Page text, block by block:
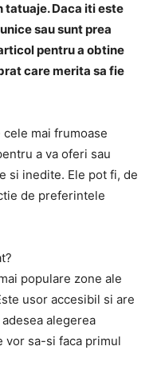
tatuaje. Daca iti este
sau sunt prea
pentru a obtine
care merita sa fie
mai frumoase
a va oferi sau
si inedite. Ele pot fi, de
de preferintele
populare zone ale
usor accesibil si are
alegerea
vor sa-si faca primul